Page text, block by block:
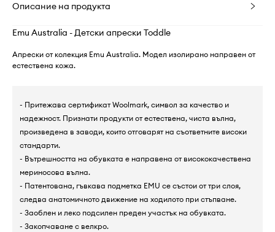
Описание на продукта
Emu Australia - Детски апрески Toddle
Апрески от колекция Emu Australia. Модел изолирано направен от
естествена кожа.
- Притежава сертификат Woolmark, символ за качество и
надежност. Признати продукти от естествена, чиста вълна,
произведена в заводи, които отговарят на съответните високи
стандарти.
- Вътрешността на обувката е направена от висококачествена
мериносова вълна.
- Патентована, гъвкава подметка EMU се състои от три слоя,
следва анатомичното движение на ходилото при стъпване.
- Заоблен и леко подсилен преден участък на обувката.
- Закопчаване с велкро.